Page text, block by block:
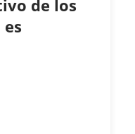
de los